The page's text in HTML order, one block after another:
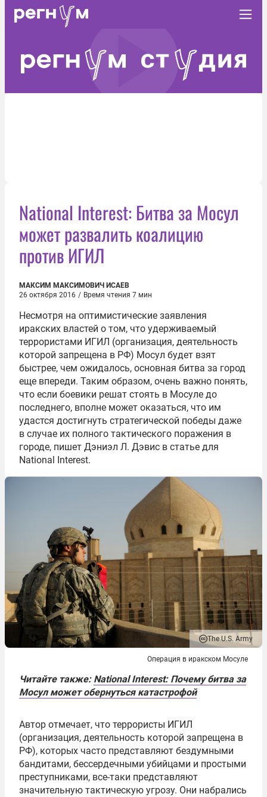
National Interest: Битва за Мосул
может развалить коалицию
против ИГИЛ
МАКСИМ МАКСИМОВИЧ ИСАЕВ
26 октября 2016 / Время чтения 7 мин
Несмотря на оптимистические заявления
иракских властей о том, что удерживаемый
террористами ИГИЛ (организация, деятельность
которой запрещена в РФ) Мосул будет взят
быстрее, чем ожидалось, основная битва за город
еще впереди. Таким образом, очень важно понять,
что если боевики решат стоять в Мосуле до
последнего, вполне может оказаться, что им
удастся достигнуть стратегической победы даже
в случае их полного тактического поражения в
городе, пишет Дэниэл Л. Дэвис в статье для
National Interest.
The U.S. Army
Операция в иракском Мосуле
Читайте также: National Interest: Почему битва за
Мосул может обернуться катастрофой
Автор отмечает, что террористы ИГИЛ
(организация, деятельность которой запрещена в
РФ), которых часто представляют бездумными
бандитами, бессердечными убийцами и простыми
преступниками, все-таки представляют
значительную тактическую угрозу. Они набрались